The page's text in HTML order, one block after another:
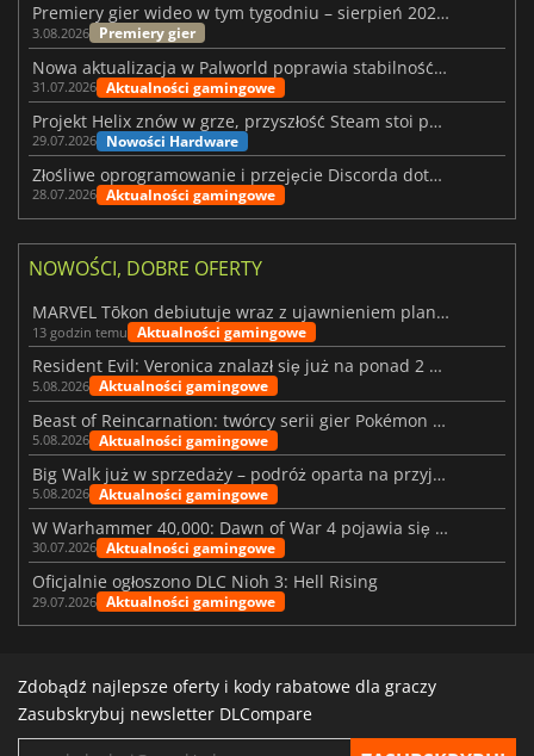
Premiery gier wideo w tym tygodniu – sierpień 2026 r. (32. tydzień)
3.08.2026 Premiery gier
Nowa aktualizacja w Palworld poprawia stabilność Sunreach i walk z bossami
31.07.2026 Aktualności gamingowe
Projekt Helix znów w grze, przyszłość Steam stoi pod znakiem zapytania
29.07.2026 Nowości Hardware
Złośliwe oprogramowanie i przejęcie Discorda dotknęły Meccha Chameleon
28.07.2026 Aktualności gamingowe
NOWOŚCI, DOBRE OFERTY
MARVEL Tōkon debiutuje wraz z ujawnieniem planu rozwoju na pierwszy rok
13 godzin temu Aktualności gamingowe
Resident Evil: Veronica znalazł się już na ponad 2 milionach list życzeń
5.08.2026 Aktualności gamingowe
Beast of Reincarnation: twórcy serii gier Pokémon wkraczają na nową ścieżkę
5.08.2026 Aktualności gamingowe
Big Walk już w sprzedaży – podróż oparta na przyjaźni
5.08.2026 Aktualności gamingowe
W Warhammer 40,000: Dawn of War 4 pojawia się frakcja Nekronów
30.07.2026 Aktualności gamingowe
Oficjalnie ogłoszono DLC Nioh 3: Hell Rising
29.07.2026 Aktualności gamingowe
Zdobądź najlepsze oferty i kody rabatowe dla graczy
Zasubskrybuj newsletter DLCompare